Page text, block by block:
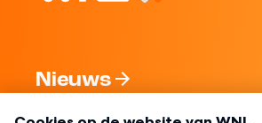
Nieuws